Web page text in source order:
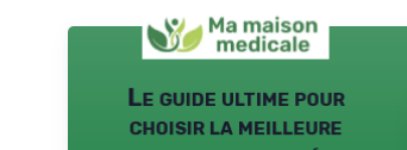
Le guide ultime pour
choisir la meilleure